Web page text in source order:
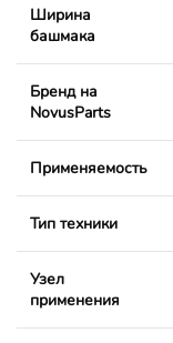
Ширина
башмака
Бренд на
NovusParts
Применяемость
Тип техники
Узел
применения